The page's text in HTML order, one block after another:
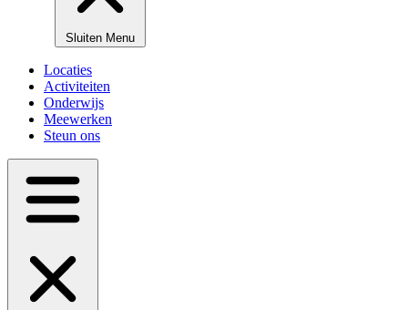
Sluiten Menu
Locaties
Activiteiten
Onderwijs
Meewerken
Steun ons